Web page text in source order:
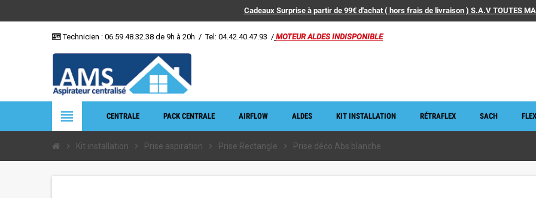
Cadeaux Surprise à partir de 99€ d'achat ( hors frais de livraison ) S.A.V TOUTES
Technicien : 06.59.48.32.38 de 9h à 20h / Tel: 04.42.40.47.93 / MOTEUR ALDES INDISPONIBLE
view_headline CENTRALE PACK CENTRALE AIRFLOW ALDES KIT INSTALLATION RÉTRAFLEX SACH
chevron_right Kit installation chevron_right Prise aspiration chevron_right Prise Rectangle chevron_right Prise déco Abs blanche